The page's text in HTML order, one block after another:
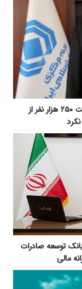
نمی‌توان نسبت به سرنوشت ۲۵۰ هزار نفر از
بانک توسعه صادرات
مالی